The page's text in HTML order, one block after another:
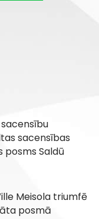
sacensības
Saldū
Meisola triumfē
posmā